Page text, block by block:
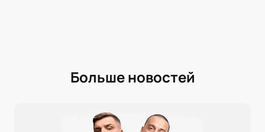
Больше новостей